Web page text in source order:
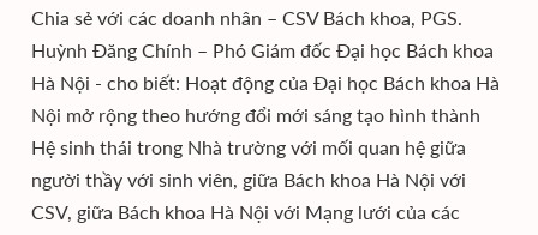
Chia sẻ với các doanh nhân – CSV Bách khoa, PGS.
Huỳnh Đăng Chính – Phó Giám đốc Đại học Bách khoa
Hà Nội - cho biết: Hoạt động của Đại học Bách khoa Hà
Nội mở rộng theo hướng đổi mới sáng tạo hình thành
Hệ sinh thái trong Nhà trường với mối quan hệ giữa
người thầy với sinh viên, giữa Bách khoa Hà Nội với
CSV, giữa Bách khoa Hà Nội với Mạng lưới của các